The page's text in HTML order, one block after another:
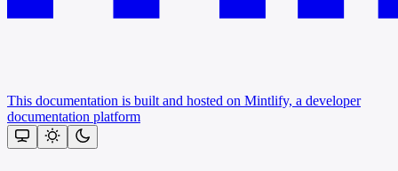
This documentation is built and hosted on Mintlify, a developer
documentation platform